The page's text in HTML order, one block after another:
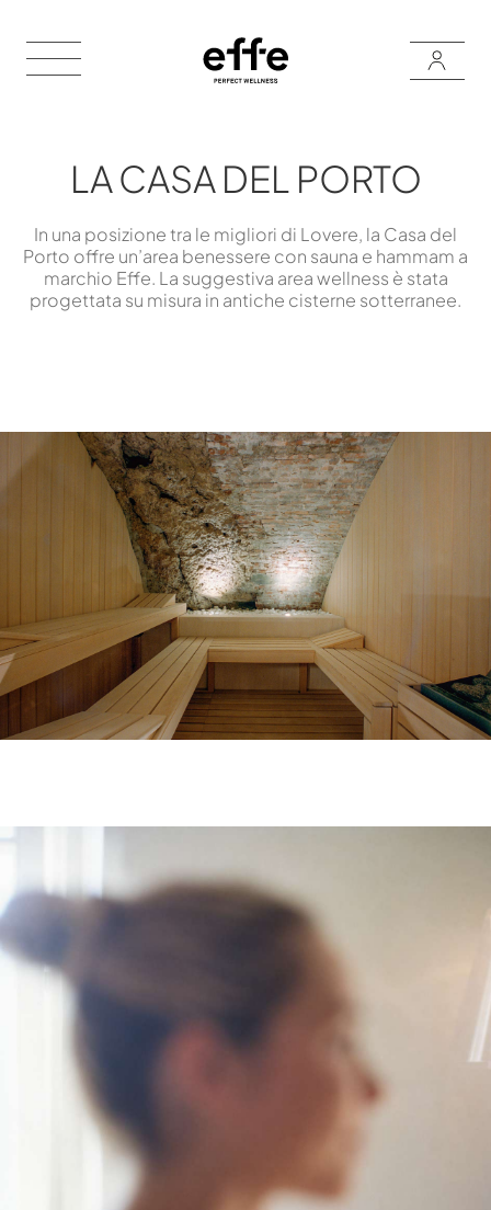
LA CASA DEL PORTO
In una posizione tra le migliori di Lovere, la Casa del
Porto offre un’area benessere con sauna e hammam a
marchio Effe. La suggestiva area wellness è stata
progettata su misura in antiche cisterne sotterranee.